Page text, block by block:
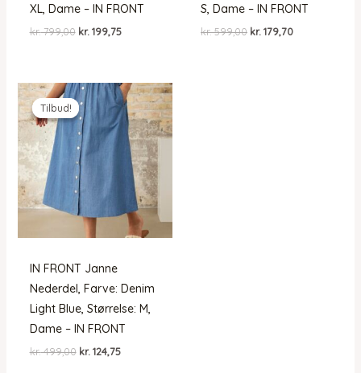
XL, Dame – IN FRONT
kr.799,00 Den
kr. 799,00.
kr. 199,75Den
kr. 199,75.
S, Dame – IN FRONT
kr.599,00 Den
kr. 179,70Den
Tilbud!
Tilbud!
IN FRONT Janne
Nederdel, Farve: Denim
Light Blue, Størrelse: M,
Dame – IN FRONT
kr.499,00 Den
kr. 124,75Den